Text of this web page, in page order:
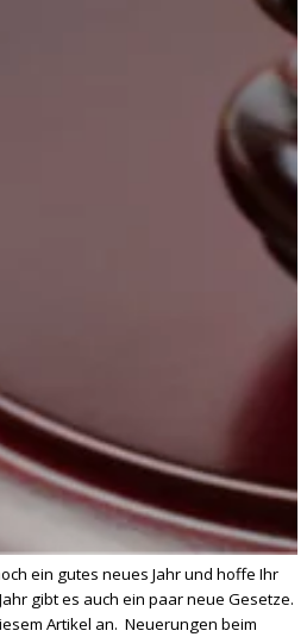
ein gutes neues Jahr und hoffe Ihr
gibt es auch ein paar neue Gesetze.
Artikel an. Neuerungen beim